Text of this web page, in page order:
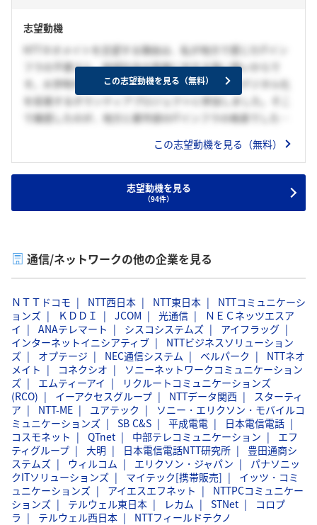
志望動機
NTTネオメイトを志望する理由は、私が地方で感じたITイン
フラの不便さと、地域社会の発展に対する強い想いからで
す。大学時代、私は地元で開催された地域産業のデジタル化
を促進するボランティアプロジェクトに参加しました。そこ
で痛感したのが、地方と都市部のITインフラの格差でした。
ができておらず、効率や成長が妨げられている現実に直面し
持続可能な成長を支えたいという目標が芽生えました。
ています。貴社で働くことで、地域に密着しながら技術的な
課題解決に取り組み、インフラの安定を通じて地域社会の発
の経験を結びつけ、地方創生の一助を担うことができると信
じています。
この志望動機を見る（無料）
この志望動機を見る（無料）
志望動機を見る
（94件）
通信/ネットワークの他の企業を見る
ＮＴＴドコモ NTT西日本 NTT東日本
NTTコミュニケーシ
ョンズ
ＫＤＤＩ JCOM 光通信
ＮＥＣネッツエスア
イ
ANAテレマート シスコシステムズ
アイフラッグ
インターネットイニシアティブ
NTTビジネスソリューション
ズ
オプテージ NEC通信システム ベルパーク
NTTネオ
メイト
コネクシオ
ソニーネットワークコミュニケーション
ズ
エムティーアイ
リクルートコミュニケーションズ
(RCO)
イーアクセスグループ NTTデータ関西
スターティ
ア
NTT-ME ユアテック
ソニー・エリクソン・モバイルコ
ミュニケーションズ
SB C&S 平成電電
日本電信電話
コスモネット
QTnet 中部テレコミュニケーション
エフ
ティグループ
大明 日本電信電話NTT研究所
豊田通商シ
ステムズ
ウィルコム エリクソン・ジャパン
パナソニッ
クITソリューションズ
マイテック[携帯販売]
イッツ・コミ
ュニケーションズ
アイエスエフネット
NTTPCコミュニケー
ションズ
テルウェル東日本 レカム STNet
コロプ
ラ
テルウェル西日本 NTTフィールドテクノ